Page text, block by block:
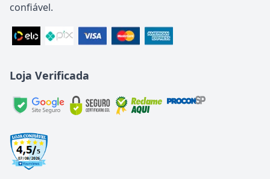
confiável.
Loja Verificada